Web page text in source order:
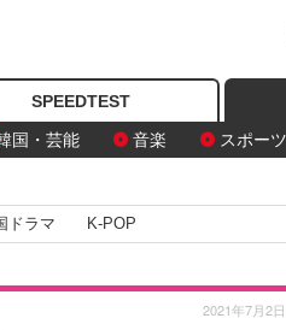
SPEEDTEST
国・芸能 音楽 スポーツ
ドラマ K-POP
2021年7月2